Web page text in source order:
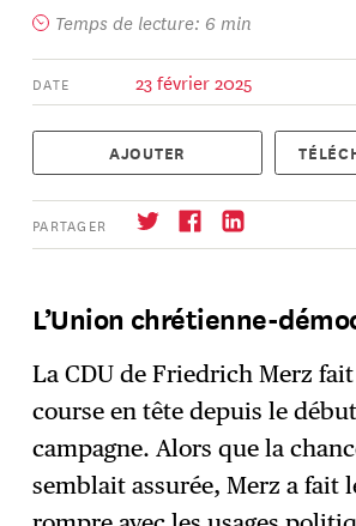
Temps de lecture: 6 min
DATE 23 février 2025
AJOUTER
PARTAGER
→ S'abonner
L’Union chrétienne-
La CDU de Friedrich Merz
course en tête depuis le
campagne. Alors que la
semblait assurée, Merz a fait